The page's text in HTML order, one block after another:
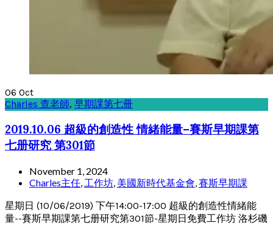
06 Oct
Charles 查老師, 早期課第七冊
2019.10.06 超級的創造性 情緒能量–賽斯早期課第
七册研究 第301節
November 1, 2024
Charles主任, 工作坊, 美國新時代基金會,賽斯早期課
星期日 (10/06/2019) 下午14:00-17:00 超級的創造性情緒能
量--賽斯早期課第七册研究第301節-星期日免費工作坊 洛杉磯